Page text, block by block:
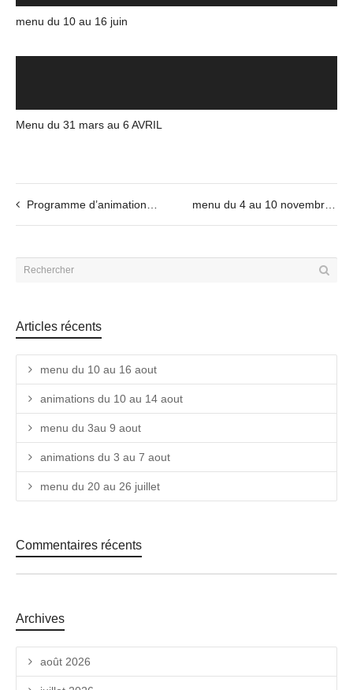
menu du 10 au 16 juin
Menu du 31 mars au 6 AVRIL
Programme d’animation du 12 au 15 novembre menu du 4 au 10 novembre
Articles récents
menu du 10 au 16 aout
animations du 10 au 14 aout
menu du 3au 9 aout
animations du 3 au 7 aout
menu du 20 au 26 juillet
Commentaires récents
Archives
août 2026